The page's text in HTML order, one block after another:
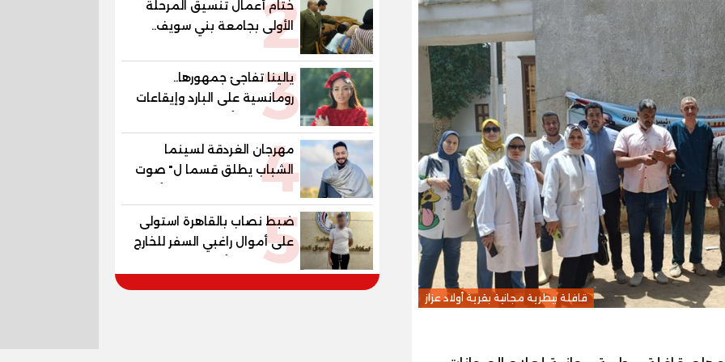
قافلة بيطرية مجانية بقرية أولاد عزاز
2
ختام أعمال تنسيق المرحلة
الأولى بجامعة بني سويف..
1148 طالبًا وطالبة سجلوا
رغباتهم
3
يالينا تفاجئ جمهورها..
رومانسية على البارد وإيقاعات
ساخنة في أحدث كليباتها
4
مهرجان الغردقة لسينما
الشباب يطلق قسما ل" صوت
السينما" ..وحمادة هلال أول
المكرمين
5
ضبط نصاب بالقاهرة استولى
على أموال راغبي السفر للخارج
بزعم توفير تأشيرات